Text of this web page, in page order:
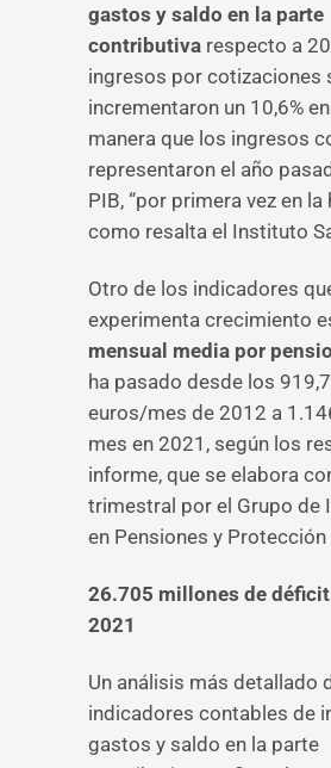
gastos y saldo en la parte
contributiva respecto a
ingresos por cotizaciones
incrementaron un 10,6%
manera que los ingresos
representaron el año
PIB, “por primera vez en la
como resalta el Instituto
Otro de los indicadores
experimenta crecimiento
mensual media por
ha pasado desde los
euros/mes de 2012 a
mes en 2021, según los
informe, que se elabora
trimestral por el Grupo de
en Pensiones y Protección
26.705 millones de
2021
Un análisis más detallado
indicadores contables de
gastos y saldo en la parte